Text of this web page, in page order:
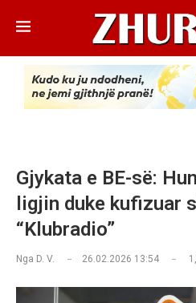
Gjykata e BE-së:
ligjin duke kufizuar
“Klubradio”
Nga D. V. 26.02.2026 13:54